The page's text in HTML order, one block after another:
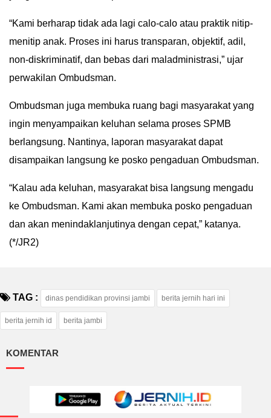
“Kami berharap tidak ada lagi calo-calo atau praktik nitip-
menitip anak. Proses ini harus transparan, objektif, adil,
non-diskriminatif, dan bebas dari maladministrasi,” ujar
perwakilan Ombudsman.
Ombudsman juga membuka ruang bagi masyarakat yang
ingin menyampaikan keluhan selama proses SPMB
berlangsung. Nantinya, laporan masyarakat dapat
disampaikan langsung ke posko pengaduan Ombudsman.
“Kalau ada keluhan, masyarakat bisa langsung mengadu
ke Ombudsman. Kami akan membuka posko pengaduan
dan akan menindaklanjutinya dengan cepat,” katanya.
(*/JR2)
TAG : dinas pendidikan provinsi jambi berita jernih hari ini
berita jernih id berita jambi
KOMENTAR